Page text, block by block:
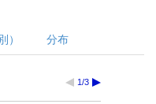
） 分布
1/3